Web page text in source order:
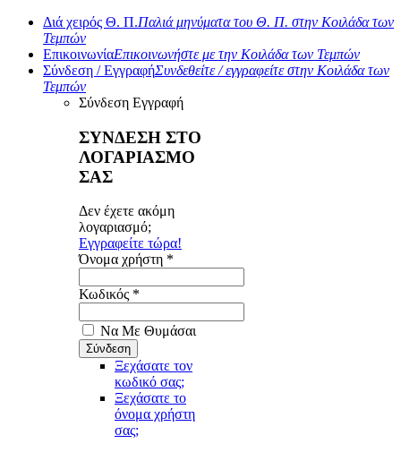
Διά χειρός Θ. Π.Παλιά μηνύματα του Θ. Π. στην Κοιλάδα των
Τεμπών
ΕπικοινωνίαΕπικοινωνήστε με την Κοιλάδα των Τεμπών
Σύνδεση / ΕγγραφήΣυνδεθείτε / εγγραφείτε στην Κοιλάδα των
Τεμπών
Σύνδεση Εγγραφή
ΣΥΝΔΕΣΗ ΣΤΟ
ΛΟΓΑΡΙΑΣΜΟ
ΣΑΣ
Δεν έχετε ακόμη
λογαριασμό;
Εγγραφείτε τώρα!
Όνομα χρήστη *
Κωδικός *
Να Με Θυμάσαι
Ξεχάσατε τον
κωδικό σας;
Ξεχάσατε το
όνομα χρήστη
σας;